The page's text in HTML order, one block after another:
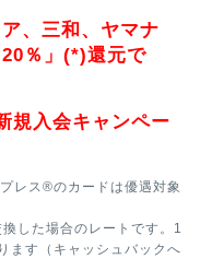
、三和、ヤマナ
％」(*)還元で
規入会キャンペー
レス®のカードは優遇対象
した場合のレートです。1
ます（キャッシュバックへ